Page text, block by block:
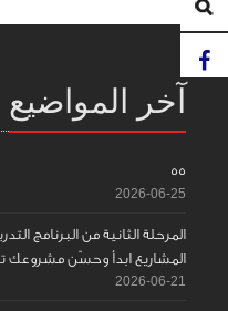
آخر المواضيع
55
2026-06-25
المرحلة الثانية من البرنامج
المشاريع ابدأ وحسّن مشروعك
2026-06-21